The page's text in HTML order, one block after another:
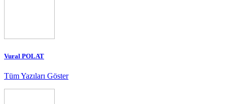
Vural POLAT
Tüm Yazıları Göster